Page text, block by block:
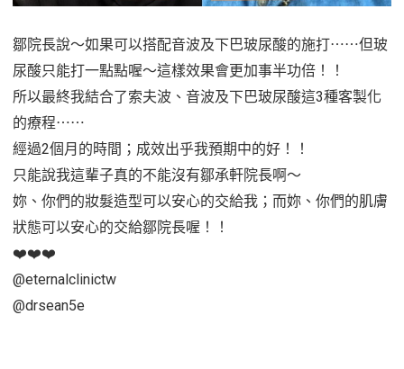
鄒院長說～如果可以搭配音波及下巴玻尿酸的施打⋯⋯但玻
尿酸只能打一點點喔～這樣效果會更加事半功倍！！
所以最終我結合了索夫波、音波及下巴玻尿酸這3種客製化
的療程⋯⋯
經過2個月的時間；成效出乎我預期中的好！！
只能說我這輩子真的不能沒有鄒承軒院長啊～
妳、你們的妝髮造型可以安心的交給我；而妳、你們的肌膚
狀態可以安心的交給鄒院長喔！！
❤️❤️❤️
@eternalclinictw
@drsean5e